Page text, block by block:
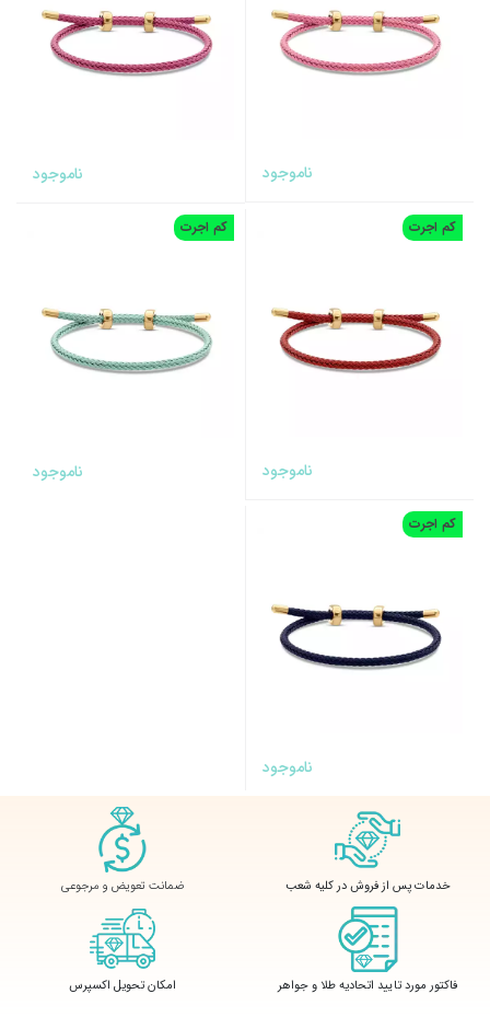
ناموجود ناموجود
کم اجرت
ناموجود
کم اجرت
ناموجود
کم اجرت
ناموجود
خدمات پس از فروش در کلیه شعب ضمانت تعویض و مرجوعی
فاکتور مورد تایید اتحادیه طلا و جواهر امکان تحویل اکسپرس